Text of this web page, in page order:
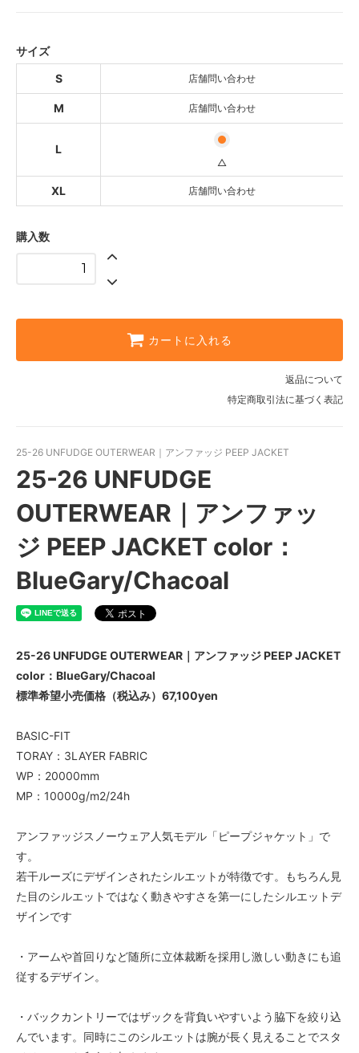
店舗問い合わせ
△
店舗問い合わせ
サイズ
S
店舗問い合わせ
M 店舗問い合わせ
L
△
XL 店舗問い合わせ
購入数
カートに入れる
返品について
特定商取引法に基づく表記
25-26 UNFUDGE OUTERWEAR｜アンファッジ PEEP JACKET
25-26 UNFUDGE
OUTERWEAR｜アンファッ
ジ PEEP JACKET color：
BlueGary/Chacoal
25-26 UNFUDGE OUTERWEAR｜アンファッジ PEEP JACKET
color：BlueGary/Chacoal
標準希望小売価格（税込み）67,100yen
BASIC-FIT
TORAY：3LAYER FABRIC
WP：20000mm
MP：10000g/m2/24h
アンファッジスノーウェア人気モデル「ピープジャケット」で
す。
若干ルーズにデザインされたシルエットが特徴です。もちろん見
た目のシルエットではなく動きやすさを第一にしたシルエットデ
ザインです
・アームや首回りなど随所に立体裁断を採用し激しい動きにも追
従するデザイン。
・バックカントリーではザックを背負いやすいよう脇下を絞り込
んでいます。同時にこのシルエットは腕が長く見えることでスタ